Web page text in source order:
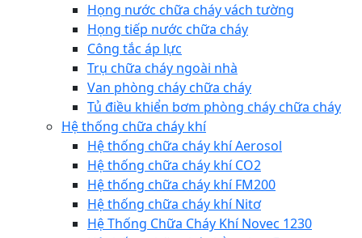
Họng nước chữa cháy vách tường
Họng tiếp nước chữa cháy
Công tắc áp lực
Trụ chữa cháy ngoài nhà
Van phòng cháy chữa cháy
Tủ điều khiển bơm phòng cháy chữa cháy
Hệ thống chữa cháy khí
Hệ thống chữa cháy khí Aerosol
Hệ thống chữa cháy khí CO2
Hệ thống chữa cháy khí FM200
Hệ thống chữa cháy khí Nitơ
Hệ Thống Chữa Cháy Khí Novec 1230